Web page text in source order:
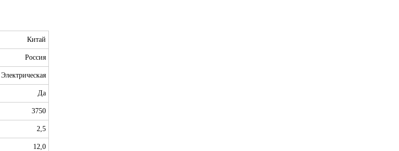
Китай
Россия
Электрическая
Да
3750
2,5
12,0